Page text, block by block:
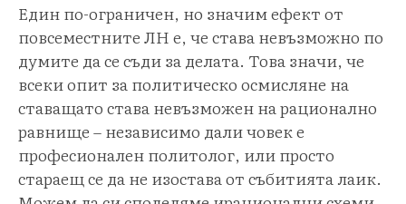
Един по-ограничен, но значим ефект от
повсеместните ЛН е, че става невъзможно по
думите да се съди за делата. Това значи, че
всеки опит за политическо осмисляне на
ставащато става невъзможен на рационално
равнище – независимо дали човек е
професионален политолог, или просто
стараещ се да не изостава от събитията лаик.